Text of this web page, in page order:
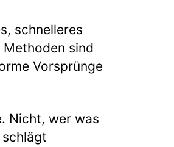
schnelleres
Methoden sind
Vorsprünge
Nicht, wer was